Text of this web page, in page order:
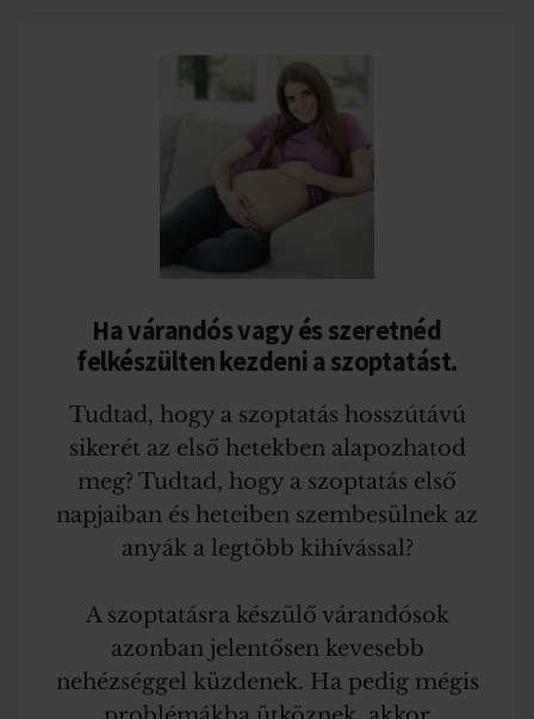
Ha várandós vagy és szeretnéd
felkészülten kezdeni a szoptatást.
Tudtad, hogy a szoptatás hosszútávú
sikerét az első hetekben alapozhatod
meg? Tudtad, hogy a szoptatás első
napjaiban és heteiben szembesülnek az
anyák a legtöbb kihívással?
A szoptatásra készülő várandósok
azonban jelentősen kevesebb
nehézséggel küzdenek. Ha pedig mégis